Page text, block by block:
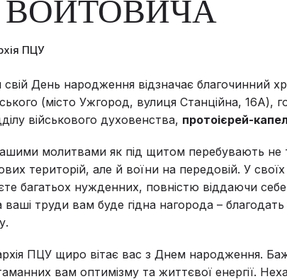
ВОЙТОВИЧА
ПЦУ
свій День народження відзначає благочинний
(місто Ужгород, вулиця Станційна, 16А),
військового духовенства, протоієрей-
молитвами як під щитом перебувають не
територій, але й воїни на передовій. У
багатьох нужденних, повністю віддаючи
труди вам буде гідна нагорода –
ПЦУ щиро вітає вас з Днем народження.
вам оптимізму та життєвої енергії.